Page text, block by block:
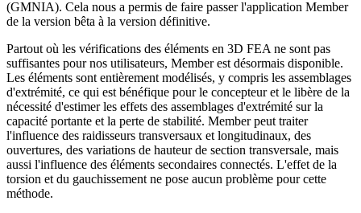
(GMNIA). Cela nous a permis de faire passer l'application Member
de la version bêta à la version définitive.
Partout où les vérifications des éléments en 3D FEA ne sont pas
suffisantes pour nos utilisateurs, Member est désormais disponible.
Les éléments sont entièrement modélisés, y compris les assemblages
d'extrémité, ce qui est bénéfique pour le concepteur et le libère de la
nécessité d'estimer les effets des assemblages d'extrémité sur la
capacité portante et la perte de stabilité. Member peut traiter
l'influence des raidisseurs transversaux et longitudinaux, des
ouvertures, des variations de hauteur de section transversale, mais
aussi l'influence des éléments secondaires connectés. L'effet de la
torsion et du gauchissement ne pose aucun problème pour cette
méthode.